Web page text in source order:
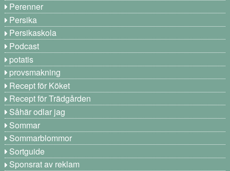
Perenner
Persika
Persikaskola
Podcast
potatis
provsmakning
Recept för Köket
Recept för Trädgården
Såhär odlar jag
Sommar
Sommarblommor
Sortguide
Sponsrat av reklam